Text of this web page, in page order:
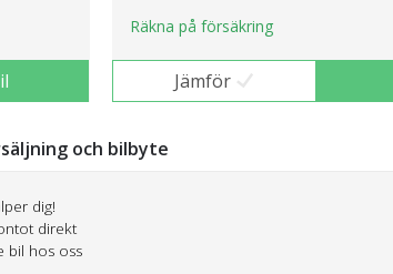
Räkna på försäkring
Jämför
och bilbyte
dig!
direkt
bil hos oss